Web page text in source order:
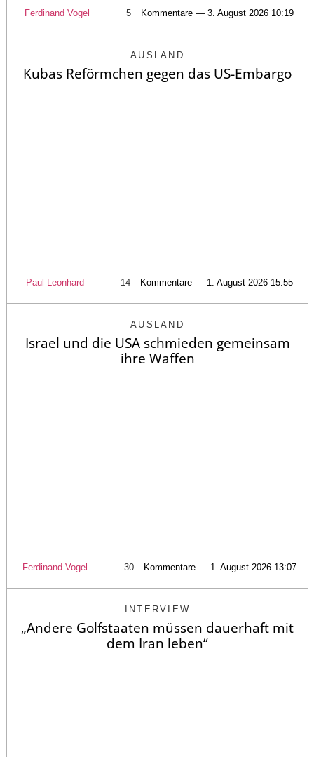
Ferdinand Vogel 5 Kommentare — 3. August 2026 10:19
AUSLAND
Kubas Reförmchen gegen das US-Embargo
Paul Leonhard 14 Kommentare — 1. August 2026 15:55
AUSLAND
Israel und die USA schmieden gemeinsam
ihre Waffen
Ferdinand Vogel 30 Kommentare — 1. August 2026 13:07
INTERVIEW
„Andere Golfstaaten müssen dauerhaft mit
dem Iran leben“